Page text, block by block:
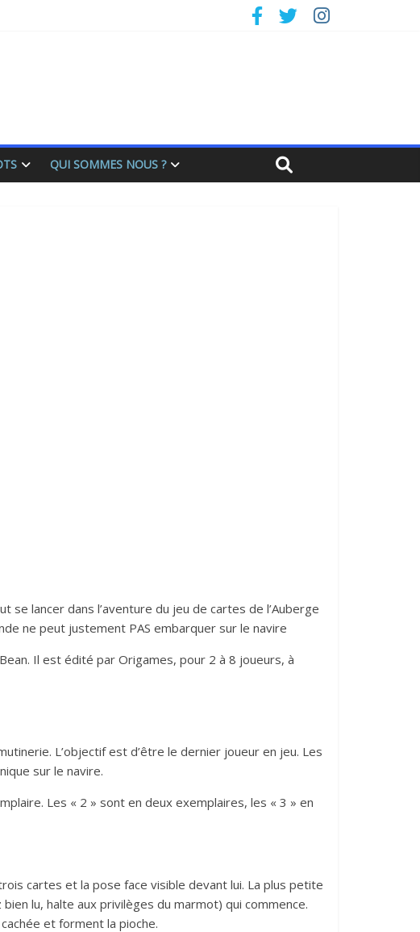
QUI SOMMES NOUS ?
lancer dans l’aventure du jeu de cartes de l’Auberge
ne peut justement PAS embarquer sur le navire
Il est édité par Origames, pour 2 à 8 joueurs, à
L’objectif est d’être le dernier joueur en jeu. Les
sur le navire.
Les « 2 » sont en deux exemplaires, les « 3 » en
cartes et la pose face visible devant lui. La plus petite
lu, halte aux privilèges du marmot) qui commence.
et forment la pioche.